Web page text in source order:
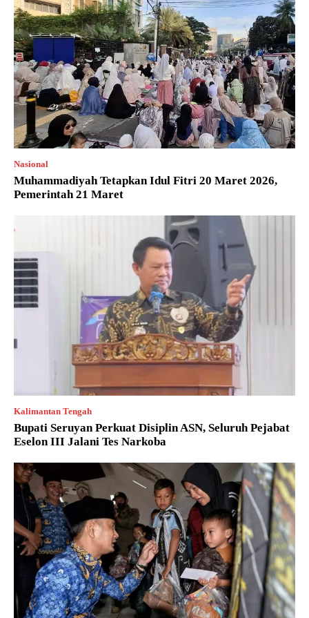
Nasional
Muhammadiyah Tetapkan Idul Fitri 20 Maret 2026,
Pemerintah 21 Maret
Kalimantan Tengah
Bupati Seruyan Perkuat Disiplin ASN, Seluruh Pejabat
Eselon III Jalani Tes Narkoba